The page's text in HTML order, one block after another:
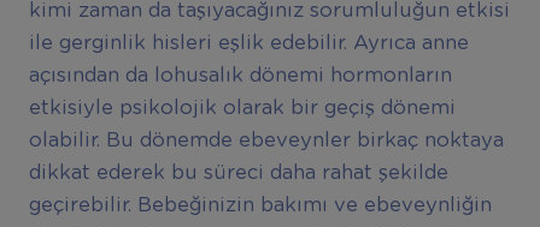
kimi zaman da taşıyacağınız sorumluluğun etkisi
ile gerginlik hisleri eşlik edebilir. Ayrıca anne
açısından da lohusalık dönemi hormonların
etkisiyle psikolojik olarak bir geçiş dönemi
olabilir. Bu dönemde ebeveynler birkaç noktaya
dikkat ederek bu süreci daha rahat şekilde
geçirebilir. Bebeğinizin bakımı ve ebeveynliğin